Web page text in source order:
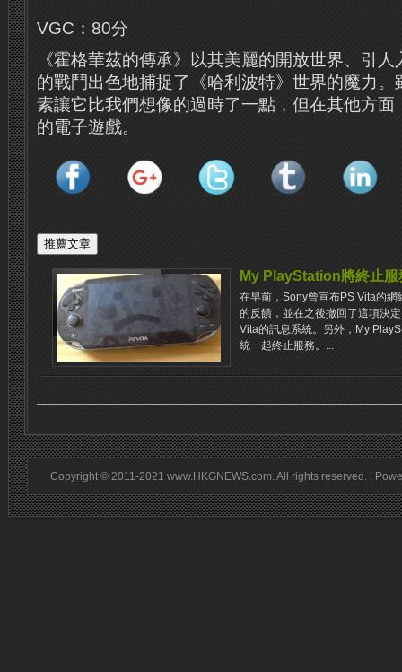
VGC：80分
《霍格華茲的傳承》以其美麗的開放世界、引
的戰鬥出色地捕捉了《哈利波特》世界的魔力
素讓它比我們想像的過時了一點，但在其他方面
的電子遊戲。
My PlayStation將終止服
在早前，Sony曾宣布PS Vita的
的反饋，並在之後撤回了這項決
Vita的訊息系統。另外，My
統一起終止服務。...
Copyright © 2011-2021 www.HKGNEWS.com. All rights reserved. |